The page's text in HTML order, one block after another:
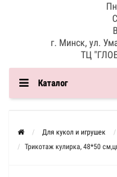
г. Минск, ул.
ТЦ
Каталог
Для кукол и игрушек
Трикотаж кулирка, 48*50